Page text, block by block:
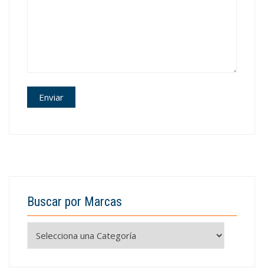
Buscar por Marcas